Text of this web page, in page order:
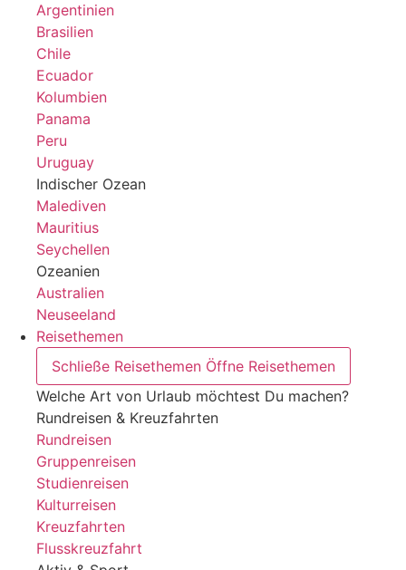
Argentinien
Brasilien
Chile
Ecuador
Kolumbien
Panama
Peru
Uruguay
Indischer Ozean
Malediven
Mauritius
Seychellen
Ozeanien
Australien
Neuseeland
Reisethemen
Schließe Reisethemen Öffne Reisethemen
Welche Art von Urlaub möchtest Du machen?
Rundreisen & Kreuzfahrten
Rundreisen
Gruppenreisen
Studienreisen
Kulturreisen
Kreuzfahrten
Flusskreuzfahrt